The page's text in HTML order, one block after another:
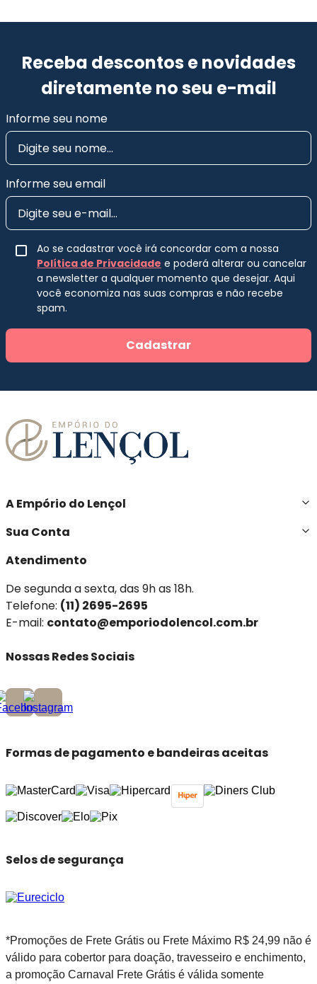
Receba descontos e novidades
diretamente no seu e-mail
Informe seu nome
Informe seu email
Ao se cadastrar você irá concordar com a nossa
Política de Privacidade e poderá alterar ou cancelar
a newsletter a qualquer momento que desejar. Aqui
você economiza nas suas compras e não recebe
spam.
Cadastrar
A Empório do Lençol
Sua Conta
Atendimento
De segunda a sexta, das 9h as 18h.
Telefone: (11) 2695-2695
E-mail: contato@emporiodolencol.com.br
Nossas Redes Sociais
Formas de pagamento e bandeiras aceitas
Selos de segurança
*Promoções de Frete Grátis ou Frete Máximo R$ 24,99 não é
válido para cobertor para doação, travesseiro e enchimento,
a promoção Carnaval Frete Grátis é válida somente